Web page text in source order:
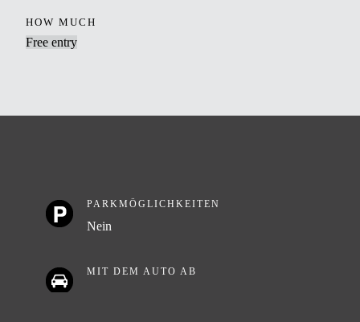
HOW MUCH
Free entry
PARKMÖGLICHKEITEN
Nein
MIT DEM AUTO AB